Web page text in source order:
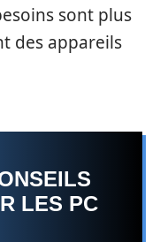
sont plus
des appareils
LES PC